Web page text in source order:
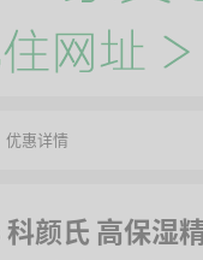
优惠详情
颜氏 高保湿